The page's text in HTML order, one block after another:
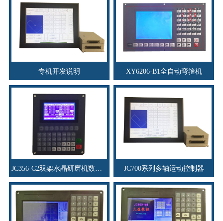
专机开发说明 XY6206-B1全自动弯箍机
JC356-C2双架水晶研磨机数控系统 JC700系列多轴运动控制器